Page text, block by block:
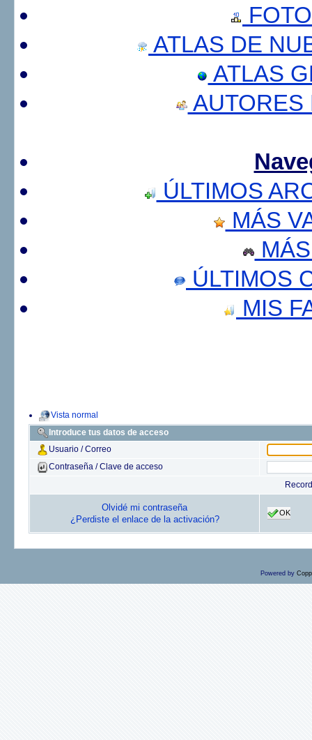
ATLAS DE
ATLAS
AUTORES
ÚLTIMOS
MÁS
ÚLTIMOS
MIS
Vista normal
Introduce tus datos de acceso
Usuario / Correo
Contraseña / Clave de acceso
Olvidé mi contraseña
¿Perdiste el enlace de la activación?
OK
Powered by